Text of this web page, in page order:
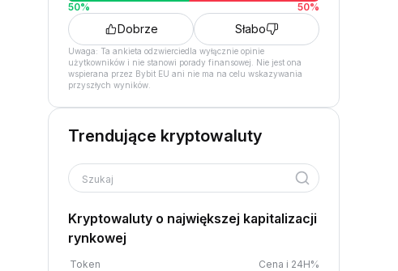
50% 50%
Dobrze Słabo
Uwaga: Ta ankieta odzwierciedla wyłącznie opinie
użytkowników i nie stanowi porady finansowej. Nie jest ona
wspierana przez Bybit EU ani nie ma na celu wskazywania
przyszłych wyników.
Trendujące kryptowaluty
Szukaj
Kryptowaluty o największej kapitalizacji
rynkowej
Token Cena i 24H%